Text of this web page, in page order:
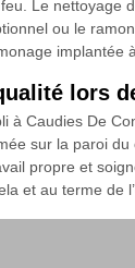
Le nettoyage
ou le
implantée
lors
à Caudies De
sur la paroi
propre et
et au terme de